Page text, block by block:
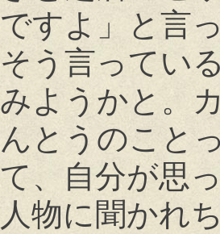
ですよ」と言
そう言ってい
みようかと。
んとうのこと
て、自分が思
人物に聞かれ